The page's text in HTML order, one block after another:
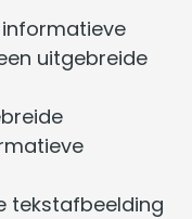
informatieve
uitgebreide
tekstafbeelding